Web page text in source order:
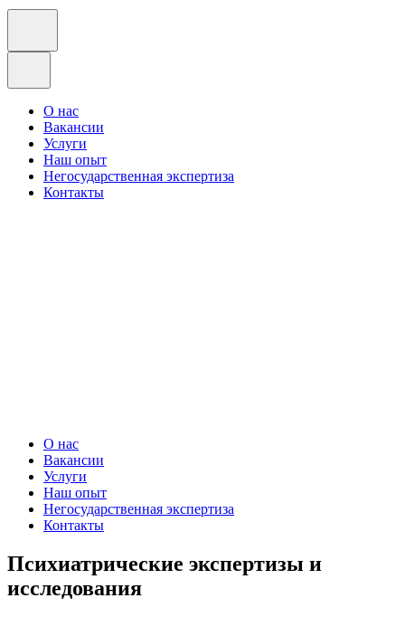
О нас
Вакансии
Услуги
Наш опыт
Негосударственная экспертиза
Контакты
О нас
Вакансии
Услуги
Наш опыт
Негосударственная экспертиза
Контакты
Психиатрические экспертизы и
исследования